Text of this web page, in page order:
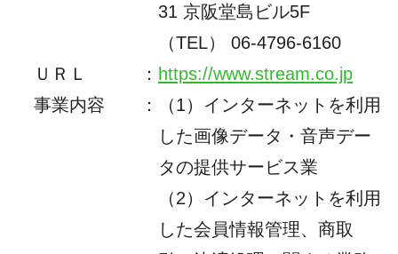
31 京阪堂島ビル5F
（TEL） 06-4796-6160
ＵＲＬ
： https://www.stream.co.jp
事業内容
：
（1）インターネットを利用
した画像データ・音声デー
タの提供サービス業
（2）インターネットを利用
した会員情報管理、商取